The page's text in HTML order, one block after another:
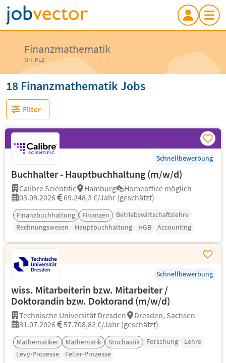
Finanzmathematik
Ort, PLZ
18 Finanzmathematik Jobs
Filter
Schnellbewerbung
Buchhalter - Hauptbuchhaltung (m/w/d)
Calibre Scientific Hamburg
Homeoffice möglich
03.08.2026
69.248,3 €/Jahr (geschätzt)
Finanzbuchhaltung Finanzen
Betriebswirtschaftslehre
Rechnungswesen
Hauptbuchhaltung HGB Accounting
Schnellbewerbung
wiss. Mitarbeiterin bzw. Mitarbeiter /
Doktorandin bzw. Doktorand (m/w/d)
Technische Universität Dresden
Dresden, Sachsen
31.07.2026
57.708,82 €/Jahr (geschätzt)
Mathematiker Mathematik Stochastik Forschung
Lehre
Lévy-Prozesse
Feller-Prozesse